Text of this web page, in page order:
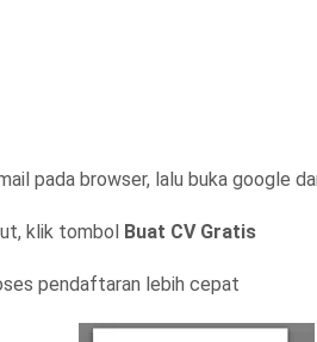
pada browser, lalu buka google
klik tombol Buat CV Gratis
pendaftaran lebih cepat